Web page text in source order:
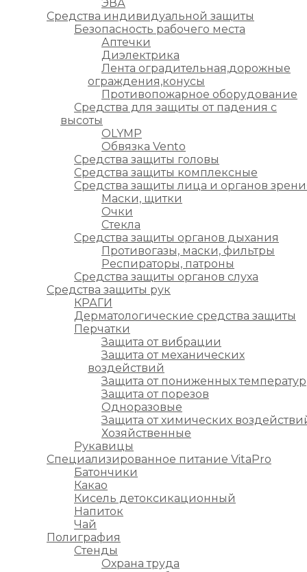
ЭВА
Средства индивидуальной защиты
Безопасность рабочего места
Аптечки
Диэлектрика
Лента оградительная,дорожные
ограждения,конусы
Противопожарное оборудование
Средства для защиты от падения с
высоты
OLYMP
Обвязка Vento
Средства защиты головы
Средства защиты комплексные
Средства защиты лица и органов
Маски, щитки
Очки
Стекла
Средства защиты органов дыхания
Противогазы, маски, фильтры
Респираторы, патроны
Средства защиты органов слуха
Средства защиты рук
КРАГИ
Дерматологические средства защиты
Перчатки
Защита от вибрации
Защита от механических
воздействий
Защита от пониженных температур
Защита от порезов
Одноразовые
Защита от химических
Хозяйственные
Рукавицы
Специализированное питание VitaPro
Батончики
Какао
Кисель детоксикационный
Напиток
Чай
Полиграфия
Стенды
Охрана труда